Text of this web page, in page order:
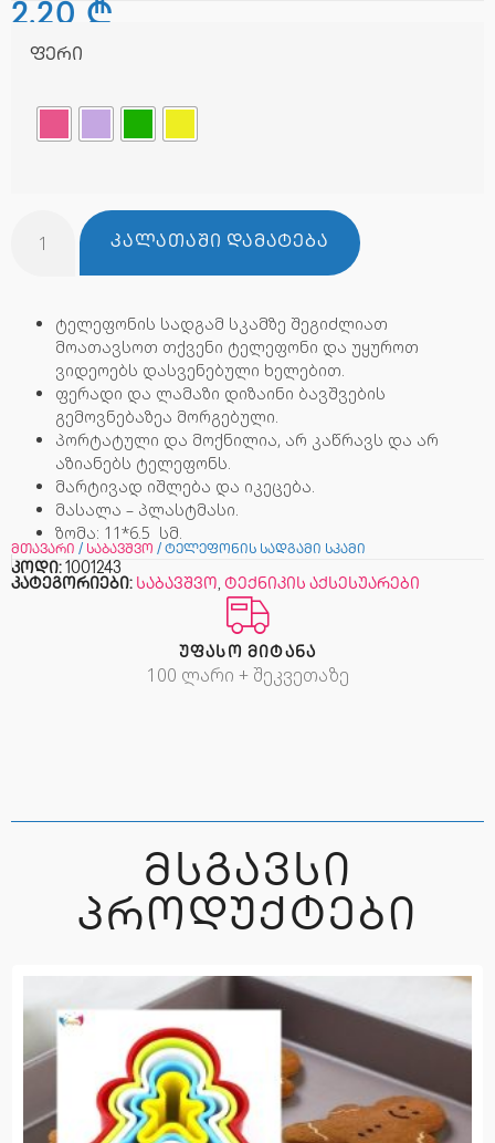
2,20 ₾
ფერი
ᲙᲐᲚᲐᲗᲐᲨᲘ ᲓᲐᲛᲐᲢᲔᲑᲐ
ტელეფონის სადგამ სკამზე შეგიძლიათ
მოათავსოთ თქვენი ტელეფონი და უყუროთ
ვიდეოებს დასვენებული ხელებით.
ფერადი და ლამაზი დიზაინი ბავშვების
გემოვნებაზეა მორგებული.
პორტატული და მოქნილია, არ კაწრავს და არ
აზიანებს ტელეფონს.
მარტივად იშლება და იკეცება.
მასალა – პლასტმასი.
ზომა: 11*6.5 სმ.
მთავარი / საბავშვო / ტელეფონის სადგამი სკამი
კოდი: 1001243
კატეგორიები: საბავშვო, ტექნიკის აქსესუარები
ᲣᲤᲐᲡᲝ ᲛᲘᲢᲐᲜᲐ
100 ლარი + შეკვეთაზე
ᲛᲡᲒᲐᲕᲡᲘ
ᲞᲠᲝᲓᲣᲥᲢᲔᲑᲘ